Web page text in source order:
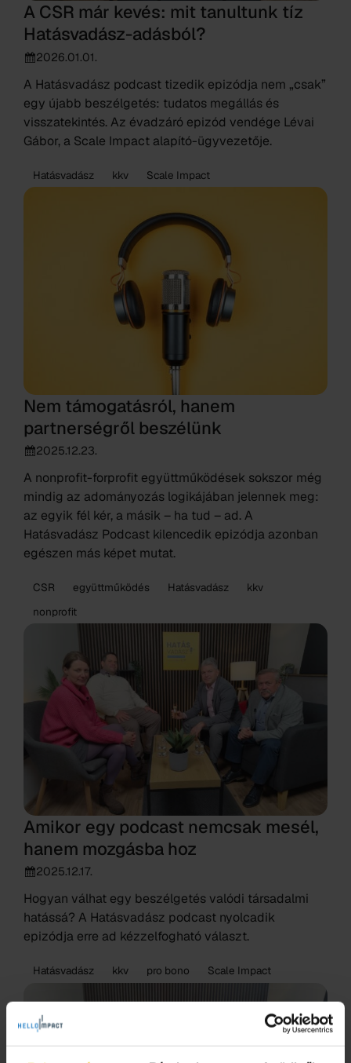
A CSR már kevés: mit tanultunk tíz
Hatásvadász-adásból?
2026.01.01.
A Hatásvadász podcast tizedik epizódja nem „csak”
egy újabb beszélgetés: tudatos megállás és
visszatekintés. Az évadzáró epizód vendége Lévai
Gábor, a Scale Impact alapító-ügyvezetője.
Hatásvadász kkv Scale Impact
Nem támogatásról, hanem
partnerségről beszélünk
2025.12.23.
A nonprofit-forprofit együttműködések sokszor még
mindig az adományozás logikájában jelennek meg:
az egyik fél kér, a másik – ha tud – ad. A
Hatásvadász Podcast kilencedik epizódja azonban
egészen más képet mutat.
CSR együttműködés Hatásvadász
kkv
nonprofit
Amikor egy podcast nemcsak mesél,
hanem mozgásba hoz
2025.12.17.
Hogyan válhat egy beszélgetés valódi társadalmi
hatássá? A Hatásvadász podcast nyolcadik
epizódja erre ad kézzelfogható választ.
Hatásvadász kkv pro bono Scale Impact